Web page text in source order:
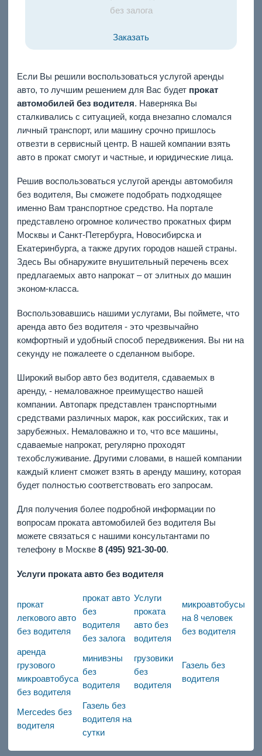
без залога
Заказать
Если Вы решили воспользоваться услугой аренды
авто, то лучшим решением для Вас будет прокат
автомобилей без водителя. Наверняка Вы
сталкивались с ситуацией, когда внезапно сломался
личный транспорт, или машину срочно пришлось
отвезти в сервисный центр. В нашей компании взять
авто в прокат смогут и частные, и юридические лица.
Решив воспользоваться услугой аренды автомобиля
без водителя, Вы сможете подобрать подходящее
именно Вам транспортное средство. На портале
представлено огромное количество прокатных фирм
Москвы и Санкт-Петербурга, Новосибирска и
Екатеринбурга, а также других городов нашей страны.
Здесь Вы обнаружите внушительный перечень всех
предлагаемых авто напрокат – от элитных до машин
эконом-класса.
Воспользовавшись нашими услугами, Вы поймете, что
аренда авто без водителя - это чрезвычайно
комфортный и удобный способ передвижения. Вы ни на
секунду не пожалеете о сделанном выборе.
Широкий выбор авто без водителя, сдаваемых в
аренду, - немаловажное преимущество нашей
компании. Автопарк представлен транспортными
средствами различных марок, как российских, так и
зарубежных. Немаловажно и то, что все машины,
сдаваемые напрокат, регулярно проходят
техобслуживание. Другими словами, в нашей компании
каждый клиент сможет взять в аренду машину, которая
будет полностью соответствовать его запросам.
Для получения более подробной информации по
вопросам проката автомобилей без водителя Вы
можете связаться с нашими консультантами по
телефону в Москве 8 (495) 921-30-00.
Услуги проката авто без водителя
прокат
легкового авто
без водителя
прокат авто
без
водителя
без залога
Услуги
проката
авто без
водителя
микроавтобусы
на 8 человек
без водителя
аренда
грузового
микроавтобуса
без водителя
минивэны
без
водителя
грузовики
без
водителя
Газель без
водителя
Mercedes без
водителя
Газель без
водителя на
сутки